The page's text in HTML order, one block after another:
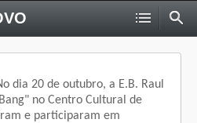
dia 20 de outubro, a E.B. Raul
no Centro Cultural de
e participaram em